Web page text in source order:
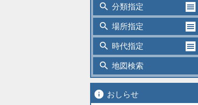
search 分類指定
search 場所指定
search 時代指定
search 地図検索
info おしらせ